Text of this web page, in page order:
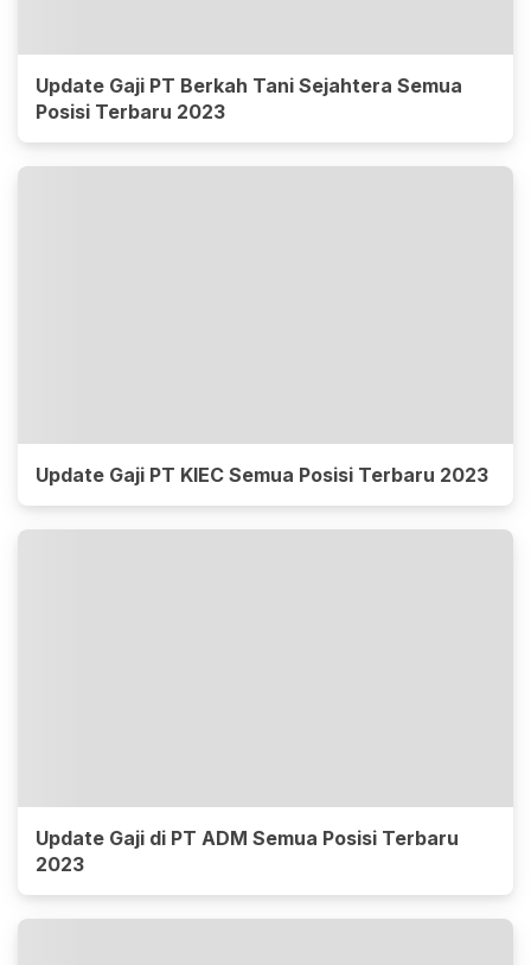
Update Gaji PT Berkah Tani Sejahtera Semua
Posisi Terbaru 2023
Update Gaji PT KIEC Semua Posisi Terbaru 2023
Update Gaji di PT ADM Semua Posisi Terbaru
2023